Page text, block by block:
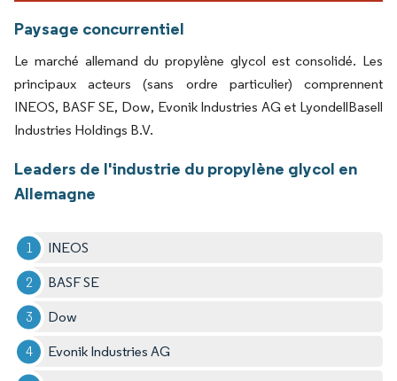
Paysage concurrentiel
Le marché allemand du propylène glycol est consolidé. Les
principaux acteurs (sans ordre particulier) comprennent
INEOS, BASF SE, Dow, Evonik Industries AG et LyondellBasell
Industries Holdings B.V.
Leaders de l'industrie du propylène glycol en
Allemagne
INEOS
BASF SE
Dow
Evonik Industries AG